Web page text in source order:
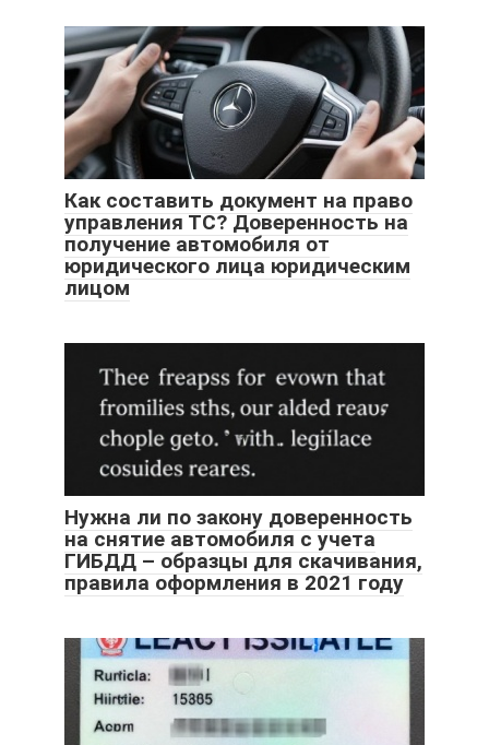
Как составить документ на право
управления ТС? Доверенность на
получение автомобиля от
юридического лица юридическим
лицом
Нужна ли по закону доверенность
на снятие автомобиля с учета
ГИБДД – образцы для скачивания,
правила оформления в 2021 году